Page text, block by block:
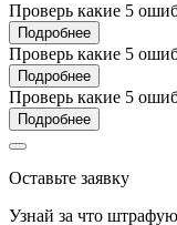
Проверь какие 5
Подробнее
Проверь какие 5
Подробнее
Проверь какие 5
Подробнее
Оставьте заявку
Узнай за что